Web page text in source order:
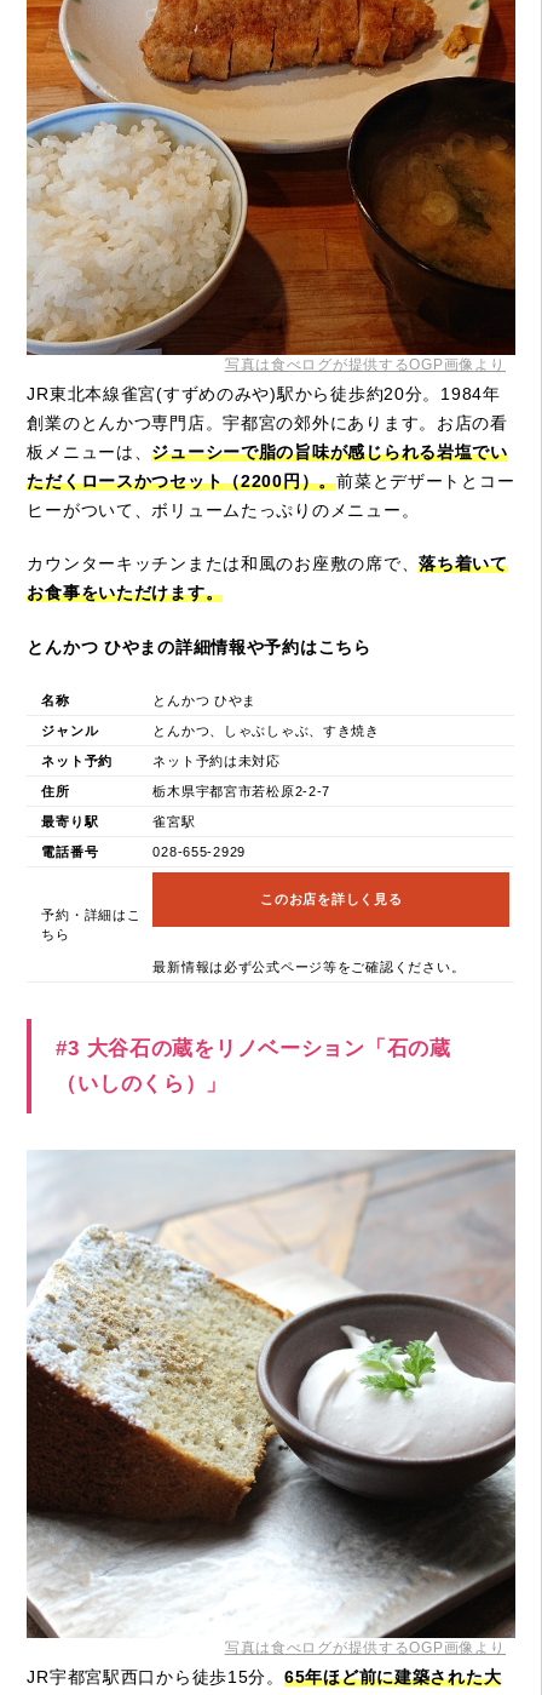
写真は食べログが提供するOGP画像より
JR東北本線雀宮(すずめのみや)駅から徒歩約20分。1984年
創業のとんかつ専門店。宇都宮の郊外にあります。お店の看
板メニューは、ジューシーで脂の旨味が感じられる岩塩でい
ただくロースかつセット（2200円）。前菜とデザートとコー
ヒーがついて、ボリュームたっぷりのメニュー。
カウンターキッチンまたは和風のお座敷の席で、落ち着いて
お食事をいただけます。
とんかつ ひやまの詳細情報や予約はこちら
名称 とんかつ ひやま
ジャンル とんかつ、しゃぶしゃぶ、すき焼き
ネット予約 ネット予約は未対応
住所 栃木県宇都宮市若松原2-2-7
最寄り駅 雀宮駅
電話番号 028-655-2929
予約・詳細はこ
ちら
このお店を詳しく見る
最新情報は必ず公式ページ等をご確認ください。
#3 大谷石の蔵をリノベーション「石の蔵
（いしのくら）」
写真は食べログが提供するOGP画像より
JR宇都宮駅西口から徒歩15分。 65年ほど前に建築された大